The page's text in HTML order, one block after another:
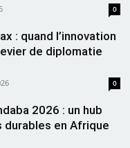
0
: quand l’innovation
de diplomatie
0
2026 : un hub
durables en Afrique